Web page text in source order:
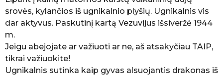
srovės, kylančios iš ugnikalnio plyšių. Ugnikalnis vis
dar aktyvus. Paskutinį kartą Vezuvijus išsiveržė 1944
m.
Jeigu abejojate ar važiuoti ar ne, aš atsakyčiau TAIP,
tikrai važiuokite!
Ugnikalnis sutinka kaip gyvas alsuojantis drakonas iš